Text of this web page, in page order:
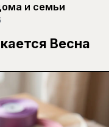
и семьи
Весна